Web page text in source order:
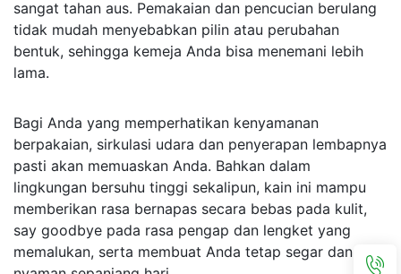
sangat tahan aus. Pemakaian dan pencucian berulang
tidak mudah menyebabkan pilin atau perubahan
bentuk, sehingga kemeja Anda bisa menemani lebih
lama.
Bagi Anda yang memperhatikan kenyamanan
berpakaian, sirkulasi udara dan penyerapan lembapnya
pasti akan memuaskan Anda. Bahkan dalam
lingkungan bersuhu tinggi sekalipun, kain ini mampu
memberikan rasa bernapas secara bebas pada kulit,
say goodbye pada rasa pengap dan lengket yang
memalukan, serta membuat Anda tetap segar dan